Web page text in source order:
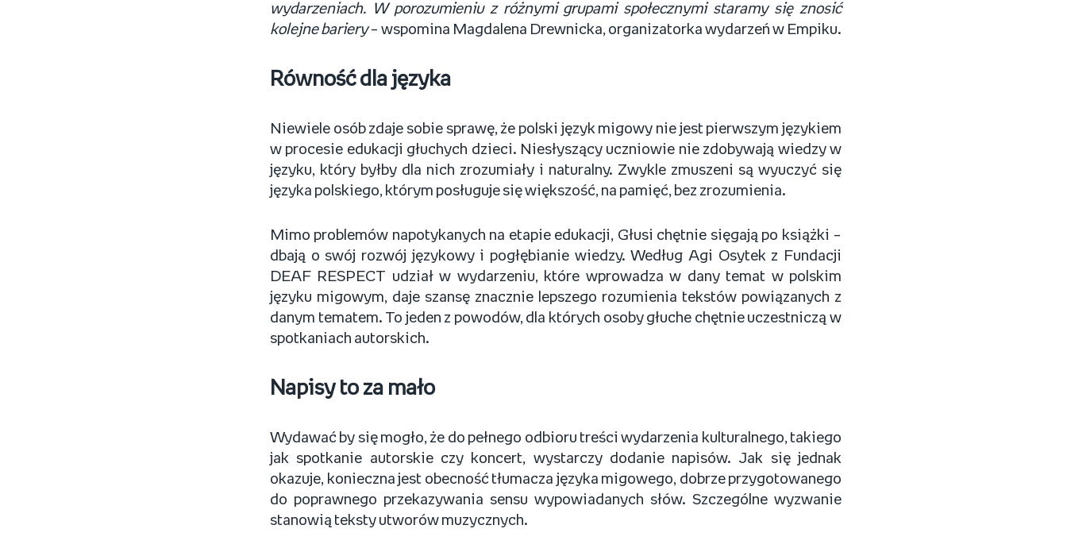
wydarzeniach. W porozumieniu z różnymi grupami społecznymi staramy się znosić
kolejne bariery– wspomina Magdalena Drewnicka, organizatorka wydarzeń w Empiku.
Równość dla języka
Niewiele osób zdaje sobie sprawę, że polski język migowy nie jest pierwszym językiem
w procesie edukacji głuchych dzieci. Niesłyszący uczniowie nie zdobywają wiedzy w
języku, który byłby dla nich zrozumiały i naturalny. Zwykle zmuszeni są wyuczyć się
języka polskiego, którym posługuje się większość, na pamięć, bez zrozumienia.
Mimo problemów napotykanych na etapie edukacji, Głusi chętnie sięgają po książki –
dbają o swój rozwój językowy i pogłębianie wiedzy. Według Agi Osytek z Fundacji
DEAF RESPECT udział w wydarzeniu, które wprowadza w dany temat w polskim
języku migowym, daje szansę znacznie lepszego rozumienia tekstów powiązanych z
danym tematem. To jeden z powodów, dla których osoby głuche chętnie uczestniczą w
spotkaniach autorskich.
Napisy to za mało
Wydawać by się mogło, że do pełnego odbioru treści wydarzenia kulturalnego, takiego
jak spotkanie autorskie czy koncert, wystarczy dodanie napisów. Jak się jednak
okazuje, konieczna jest obecność tłumacza języka migowego, dobrze przygotowanego
do poprawnego przekazywania sensu wypowiadanych słów. Szczególne wyzwanie
stanowią teksty utworów muzycznych.